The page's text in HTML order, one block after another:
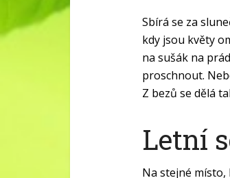
Sbírá se za
kdy jsou květy
na sušák na
proschnout.
Z bezů se dělá
Letní
Na stejné místo,